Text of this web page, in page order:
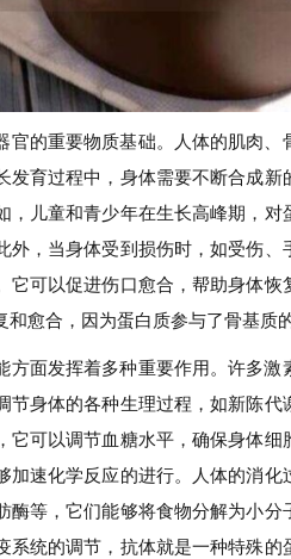
官的重要物质基础。人体的肌肉、
发育过程中，身体需要不断合成新
，儿童和青少年在生长高峰期，对
外，当身体受到损伤时，如受伤、
它可以促进伤口愈合，帮助身体恢
愈合，因为蛋白质参与了骨基质
方面发挥着多种重要作用。许多激
节身体的各种生理过程，如新陈代
它可以调节血糖水平，确保身体细
加速化学反应的进行。人体的消化
酶等，它们能够将食物分解为小分
系统的调节，抗体就是一种特殊的